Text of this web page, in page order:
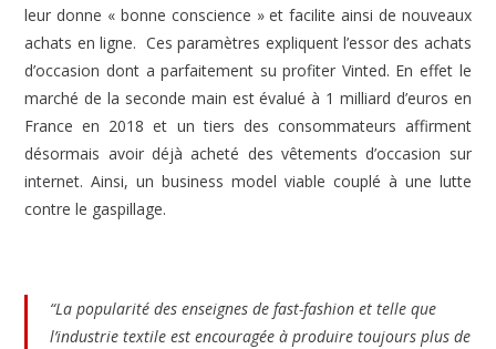
leur donne « bonne conscience » et facilite ainsi de nouveaux
achats en ligne. Ces paramètres expliquent l’essor des achats
d’occasion dont a parfaitement su profiter Vinted. En effet le
marché de la seconde main est évalué à 1 milliard d’euros en
France en 2018 et un tiers des consommateurs affirment
désormais avoir déjà acheté des vêtements d’occasion sur
internet. Ainsi, un business model viable couplé à une lutte
contre le gaspillage.
“La popularité des enseignes de fast-fashion et telle que
l’industrie textile est encouragée à produire toujours plus de